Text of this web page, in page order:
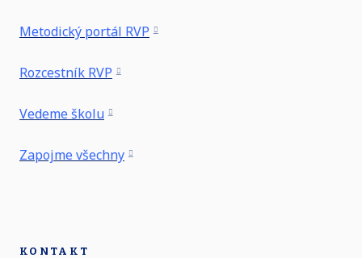
Metodický portál RVP
Rozcestník RVP
Vedeme školu
Zapojme všechny
KONTAKT